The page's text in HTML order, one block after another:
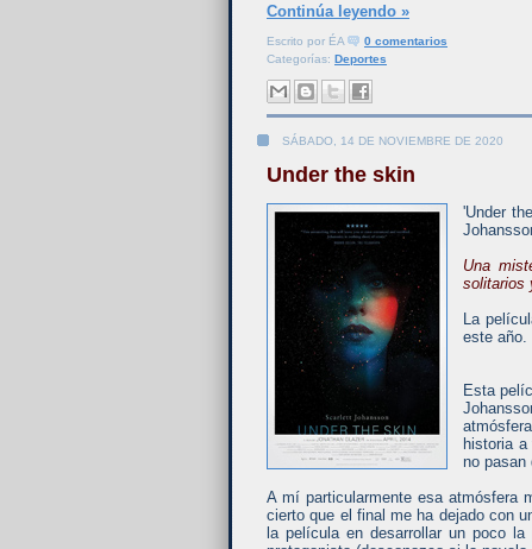
Continúa leyendo »
Escrito por ÉA
0 comentarios
Categorías: Deportes
SÁBADO, 14 DE NOVIEMBRE DE 2020
Under the skin
'Under
Una
solitarios
La
este año.
Esta
historia
no pasan
A mí particularmente esa atmósfera
cierto que el final me ha dejado con
la película en desarrollar un poco